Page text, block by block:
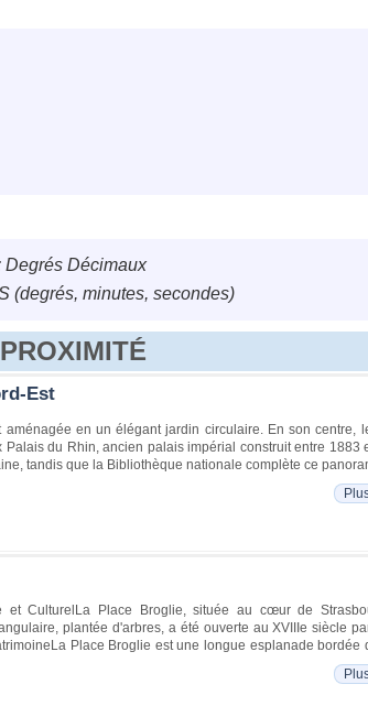
Degrés Décimaux
(degrés, minutes, secondes)
Est
en un élégant jardin circulaire. En son centre,
du Rhin, ancien palais impérial construit entre 1883
tandis que la Bibliothèque nationale complète ce
CulturelLa Place Broglie, située au cœur de
plantée d'arbres, a été ouverte au XVIIIe siècle
Place Broglie est une longue esplanade bordée